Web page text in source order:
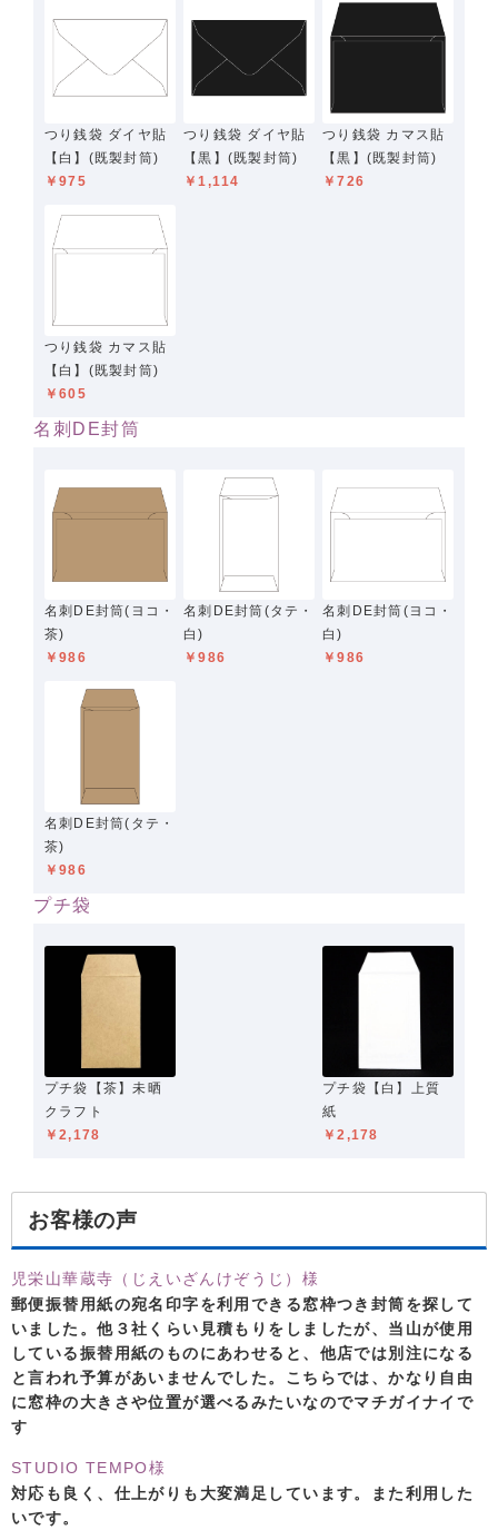
つり銭袋 ダイヤ貼
【白】(既製封筒)
￥975
つり銭袋 ダイヤ貼
【黒】(既製封筒)
￥1,114
つり銭袋 カマス貼
【黒】(既製封筒)
￥726
つり銭袋 カマス貼
【白】(既製封筒)
￥605
名刺DE封筒
名刺DE封筒(ヨコ・
茶)
￥986
名刺DE封筒(タテ・
白)
￥986
名刺DE封筒(ヨコ・
白)
￥986
名刺DE封筒(タテ・
茶)
￥986
プチ袋
プチ袋【茶】未晒
クラフト
￥2,178
プチ袋【白】上質
紙
￥2,178
お客様の声
児栄山華蔵寺（じえいざんけぞうじ）様
郵便振替用紙の宛名印字を利用できる窓枠つき封筒を探して
いました。他３社くらい見積もりをしましたが、当山が使用
している振替用紙のものにあわせると、他店では別注になる
と言われ予算があいませんでした。こちらでは、かなり自由
に窓枠の大きさや位置が選べるみたいなのでマチガイナイで
す
STUDIO TEMPO様
対応も良く、仕上がりも大変満足しています。また利用した
いです。